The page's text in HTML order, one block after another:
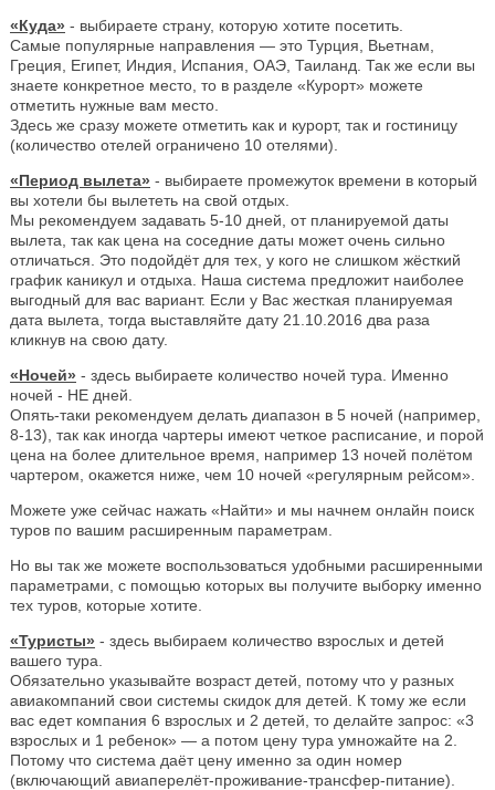
«Куда» - выбираете страну, которую хотите посетить.
Самые популярные направления — это Турция, Вьетнам,
Греция, Египет, Индия, Испания, ОАЭ, Таиланд. Так же если вы
знаете конкретное место, то в разделе «Курорт» можете
отметить нужные вам место.
Здесь же сразу можете отметить как и курорт, так и гостиницу
(количество отелей ограничено 10 отелями).
«Период вылета» - выбираете промежуток времени в который
вы хотели бы вылететь на свой отдых.
Мы рекомендуем задавать 5-10 дней, от планируемой даты
вылета, так как цена на соседние даты может очень сильно
отличаться. Это подойдёт для тех, у кого не слишком жёсткий
график каникул и отдыха. Наша система предложит наиболее
выгодный для вас вариант. Если у Вас жесткая планируемая
дата вылета, тогда выставляйте дату 21.10.2016 два раза
кликнув на свою дату.
«Ночей» - здесь выбираете количество ночей тура. Именно
ночей - НЕ дней.
Опять-таки рекомендуем делать диапазон в 5 ночей (например,
8-13), так как иногда чартеры имеют четкое расписание, и порой
цена на более длительное время, например 13 ночей полётом
чартером, окажется ниже, чем 10 ночей «регулярным рейсом».
Можете уже сейчас нажать «Найти» и мы начнем онлайн поиск
туров по вашим расширенным параметрам.
Но вы так же можете воспользоваться удобными расширенными
параметрами, с помощью которых вы получите выборку именно
тех туров, которые хотите.
«Туристы» - здесь выбираем количество взрослых и детей
вашего тура.
Обязательно указывайте возраст детей, потому что у разных
авиакомпаний свои системы скидок для детей. К тому же если
вас едет компания 6 взрослых и 2 детей, то делайте запрос: «3
взрослых и 1 ребенок» — а потом цену тура умножайте на 2.
Потому что система даёт цену именно за один номер
(включающий авиаперелёт-проживание-трансфер-питание).